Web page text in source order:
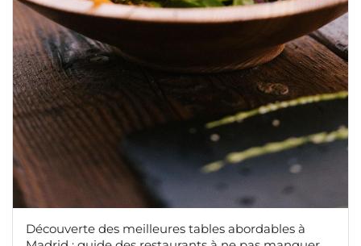
Découverte des meilleures tables abordables à